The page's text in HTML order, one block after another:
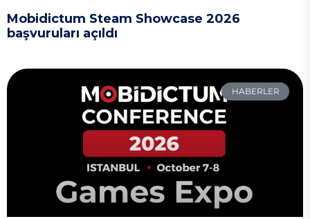
Mobidictum Steam Showcase 2026
başvuruları açıldı
HABERLER